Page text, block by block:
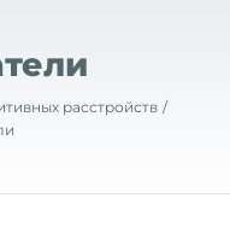
расстройств